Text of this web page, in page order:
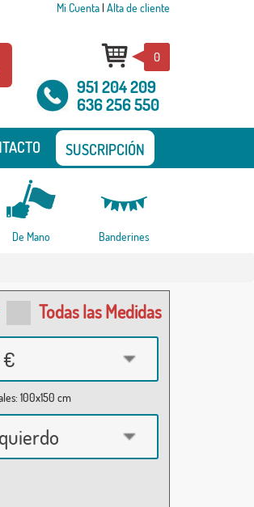
Mi Cuenta| Alta de cliente
0
951 204 209
636 256 550
SUSCRIPCIÓN
De Mano Banderines
Todas las Medidas
€
100x150 cm